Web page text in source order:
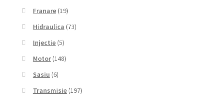
Franare (19)
Hidraulica (73)
Injectie (5)
Motor (148)
Sasiu (6)
Transmisie (197)